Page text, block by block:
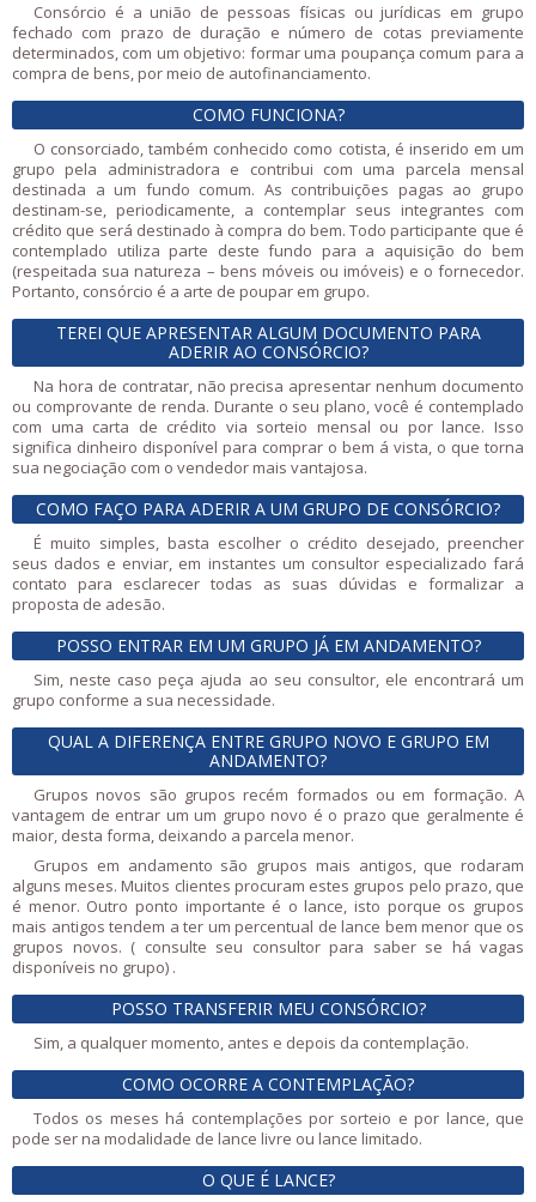
Consórcio é a união de pessoas físicas ou jurídicas em grupo
fechado com prazo de duração e número de cotas previamente
determinados, com um objetivo: formar uma poupança comum para a
compra de bens, por meio de autofinanciamento.
COMO FUNCIONA?
O consorciado, também conhecido como cotista, é inserido em um
grupo pela administradora e contribui com uma parcela mensal
destinada a um fundo comum. As contribuições pagas ao grupo
destinam-se, periodicamente, a contemplar seus integrantes com
crédito que será destinado à compra do bem. Todo participante que é
contemplado utiliza parte deste fundo para a aquisição do bem
(respeitada sua natureza – bens móveis ou imóveis) e o fornecedor.
Portanto, consórcio é a arte de poupar em grupo.
TEREI QUE APRESENTAR ALGUM DOCUMENTO PARA
ADERIR AO CONSÓRCIO?
Na hora de contratar, não precisa apresentar nenhum documento
ou comprovante de renda. Durante o seu plano, você é contemplado
com uma carta de crédito via sorteio mensal ou por lance. Isso
significa dinheiro disponível para comprar o bem á vista, o que torna
sua negociação com o vendedor mais vantajosa.
COMO FAÇO PARA ADERIR A UM GRUPO DE CONSÓRCIO?
É muito simples, basta escolher o crédito desejado, preencher
seus dados e enviar, em instantes um consultor especializado fará
contato para esclarecer todas as suas dúvidas e formalizar a
proposta de adesão.
POSSO ENTRAR EM UM GRUPO JÁ EM ANDAMENTO?
Sim, neste caso peça ajuda ao seu consultor, ele encontrará um
grupo conforme a sua necessidade.
QUAL A DIFERENÇA ENTRE GRUPO NOVO E GRUPO EM
ANDAMENTO?
Grupos novos são grupos recém formados ou em formação. A
vantagem de entrar um um grupo novo é o prazo que geralmente é
maior, desta forma, deixando a parcela menor.
Grupos em andamento são grupos mais antigos, que rodaram
alguns meses. Muitos clientes procuram estes grupos pelo prazo, que
é menor. Outro ponto importante é o lance, isto porque os grupos
mais antigos tendem a ter um percentual de lance bem menor que os
grupos novos. ( consulte seu consultor para saber se há vagas
disponíveis no grupo) .
POSSO TRANSFERIR MEU CONSÓRCIO?
Sim, a qualquer momento, antes e depois da contemplação.
COMO OCORRE A CONTEMPLAÇÃO?
Todos os meses há contemplações por sorteio e por lance, que
pode ser na modalidade de lance livre ou lance limitado.
O QUE É LANCE?